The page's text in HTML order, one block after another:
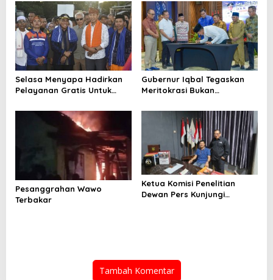
Persen Berfungsi
Selasa Menyapa Hadirkan
Pelayanan Gratis Untuk
Gubernur Iqbal Tegaskan
Meritokrasi Bukan
Pesanggrahan Wawo
Terbakar
Ketua Komisi Penelitian
Dewan Pers Kunjungi
Tambah Komentar